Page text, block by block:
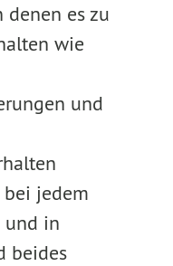
es zu
wie
und
jedem
und in
beides